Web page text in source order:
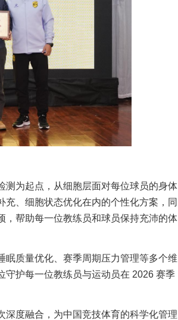
测为起点，从细胞层面对每位球员的身体
、细胞状态优化在内的个性化方案，同
，帮助每一位教练员和球员保持充沛的体
质量优化、赛季周期压力管理等多个维
守护每一位教练员与运动员在 2026 赛季
度融合，为中国竞技体育的科学化管理